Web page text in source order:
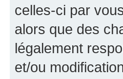
celles-ci par
alors que des
légalement
et/ou